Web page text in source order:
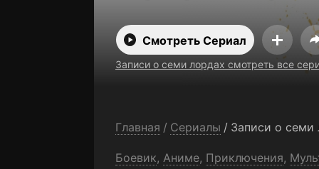
будучи
Смотреть Сериал
Записи о семи лордах смотреть все
Главная / Сериалы / Записи о семи
Боевик, Аниме, Приключения,